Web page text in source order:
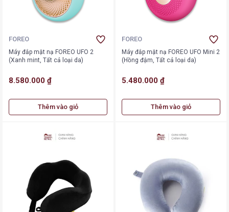
FOREO
Máy đắp mặt nạ FOREO UFO 2
(Xanh mint, Tất cả loại da)
8.580.000 ₫
Thêm vào giỏ
FOREO
Máy đắp mặt nạ FOREO UFO Mini 2
(Hồng đậm, Tất cả loại da)
5.480.000 ₫
Thêm vào giỏ